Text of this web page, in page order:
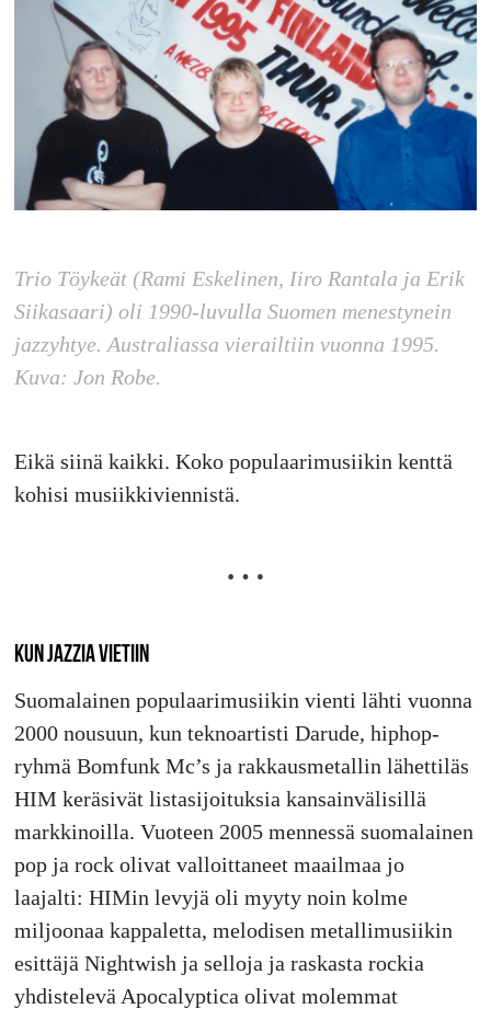
Trio Töykeät (Rami Eskelinen, Iiro Rantala ja Erik
Siikasaari) oli 1990-luvulla Suomen menestynein
jazzyhtye. Australiassa vierailtiin vuonna 1995.
Kuva: Jon Robe.
Eikä siinä kaikki. Koko populaarimusiikin kenttä
kohisi musiikkiviennistä.
KUN JAZZIA VIETIIN
Suomalainen populaarimusiikin vienti lähti vuonna
2000 nousuun, kun teknoartisti Darude, hiphop-
ryhmä Bomfunk Mc’s ja rakkausmetallin lähettiläs
HIM keräsivät listasijoituksia kansainvälisillä
markkinoilla. Vuoteen 2005 mennessä suomalainen
pop ja rock olivat valloittaneet maailmaa jo
laajalti: HIMin levyjä oli myyty noin kolme
miljoonaa kappaletta, melodisen metallimusiikin
esittäjä Nightwish ja selloja ja raskasta rockia
yhdistelevä Apocalyptica olivat molemmat